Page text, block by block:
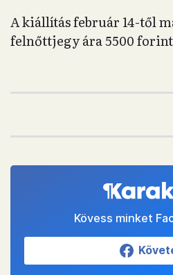
A kiállítás február 14-től
felnőttjegy ára 5500
Kövess minket